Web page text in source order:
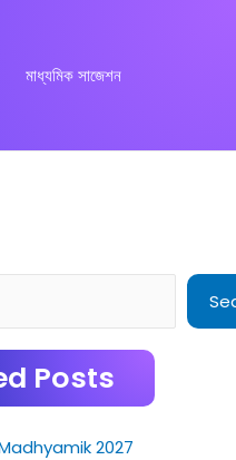
মাধ্যমিক সাজেশন
Posts
| Madhyamik 2027